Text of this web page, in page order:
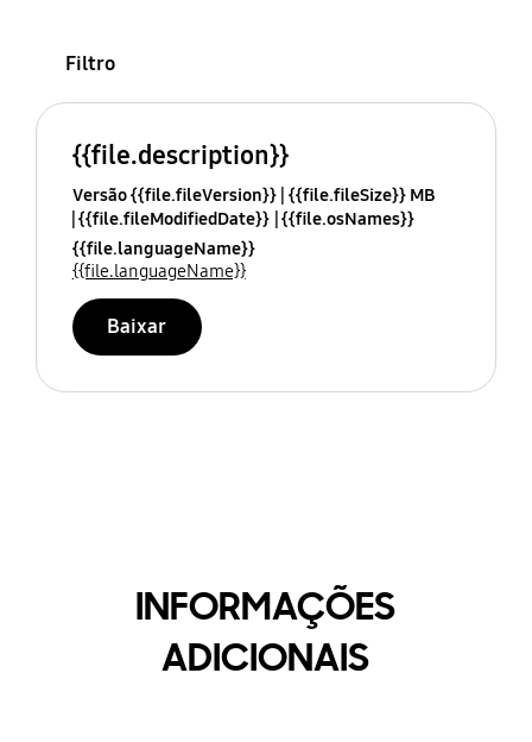
Filtro
{{file.description}}
Versão {{file.fileVersion}} {{file.fileSize}} MB
{{file.fileModifiedDate}} {{file.osNames}}
{{file.languageName}}
{{file.languageName}}
Baixar
INFORMAÇÕES
ADICIONAIS